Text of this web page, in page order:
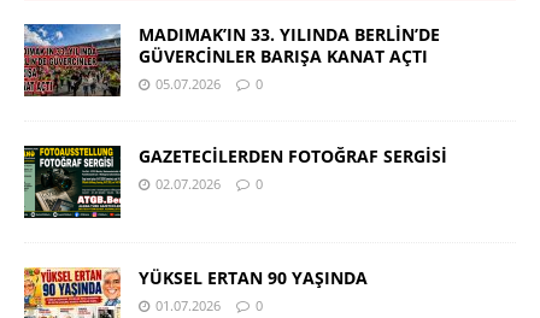
MADIMAK’IN 33. YILINDA BERLİN’DE
GÜVERCİNLER BARIŞA KANAT AÇTI
05.07.2026 0
GAZETECİLERDEN FOTOĞRAF SERGİSİ
02.07.2026 0
YÜKSEL ERTAN 90 YAŞINDA
01.07.2026 0